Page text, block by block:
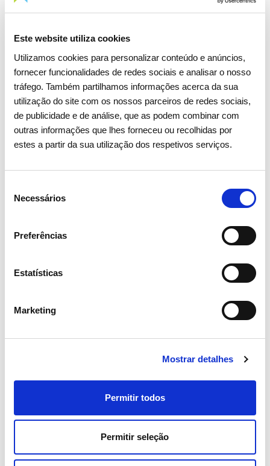
Este website utiliza cookies
Utilizamos cookies para personalizar conteúdo e anúncios,
fornecer funcionalidades de redes sociais e analisar o nosso
tráfego. Também partilhamos informações acerca da sua
utilização do site com os nossos parceiros de redes sociais,
de publicidade e de análise, que as podem combinar com
outras informações que lhes forneceu ou recolhidas por
estes a partir da sua utilização dos respetivos serviços.
Necessários
Preferências
Estatísticas
Marketing
Mostrar detalhes
Permitir todos
Permitir seleção
06 JULHO 2026
de consumo de eletricidade no